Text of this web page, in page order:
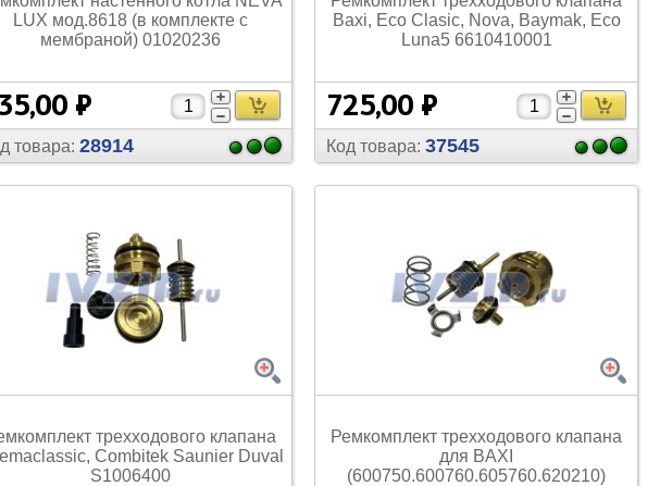
LUX мод.8618 (в комплекте с
мембраной) 01020236
₽
товара: 28914
Baxi, Eco Clasic, Nova, Baymak, Eco
Luna5 6610410001
725,00 ₽
Код товара: 37545
трехходового клапана
Combitek Saunier Duval
S1006400
Ремкомплект трехходового клапана
для BAXI
(600750.600760.605760.620210)